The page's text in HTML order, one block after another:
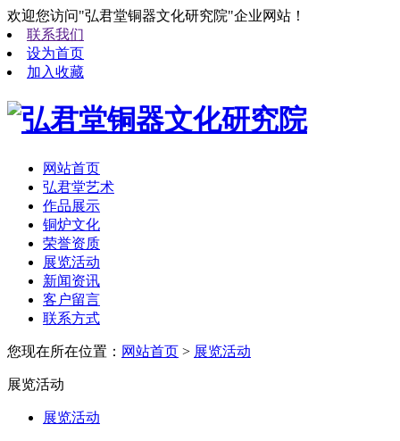
欢迎您访问"弘君堂铜器文化研究院"企业网站！
联系我们
设为首页
加入收藏
网站首页
弘君堂艺术
作品展示
铜炉文化
荣誉资质
展览活动
新闻资讯
客户留言
联系方式
您现在所在位置： 网站首页 > 展览活动
展览活动
展览活动